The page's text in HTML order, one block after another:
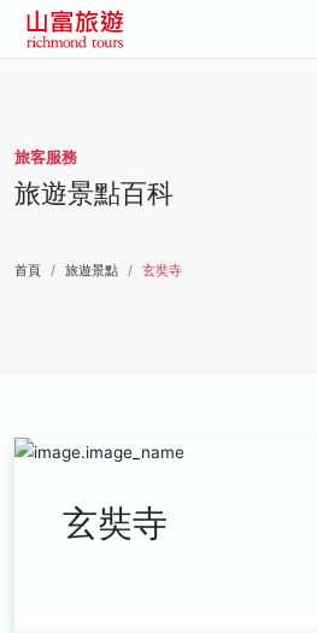
旅客服務
旅遊景點百科
首頁 旅遊景點 玄奘寺
玄奘寺